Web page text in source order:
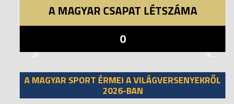
A MAGYAR CSAPAT LÉTSZÁMA
0
A MAGYAR SPORT ÉRMEI A VILÁGVERSENYEKRŐL
2026-BAN